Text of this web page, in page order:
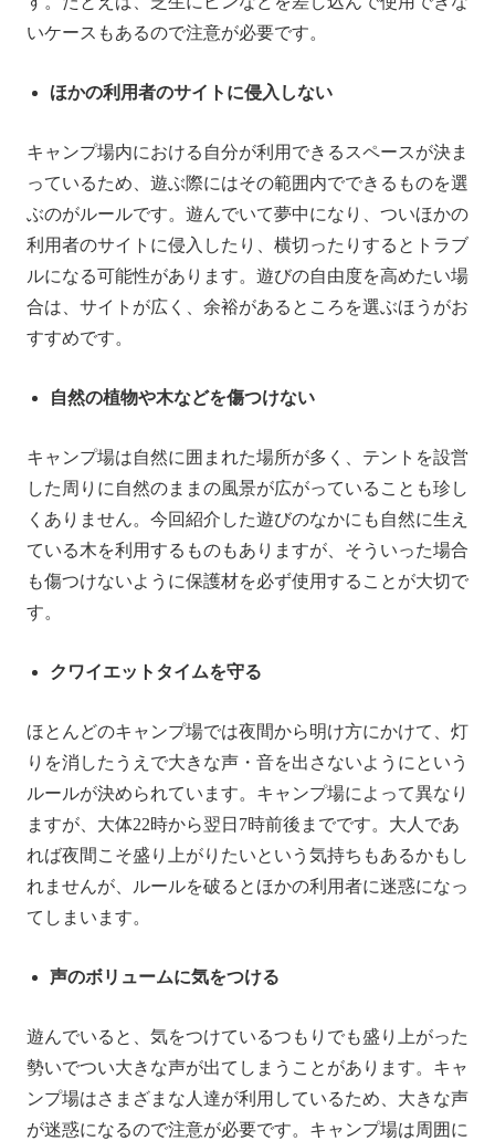
いケースもあるので注意が必要です。
ほかの利用者のサイトに侵入しない
キャンプ場内における自分が利用できるスペースが決ま
っているため、遊ぶ際にはその範囲内でできるものを選
ぶのがルールです。遊んでいて夢中になり、ついほかの
利用者のサイトに侵入したり、横切ったりするとトラブ
ルになる可能性があります。遊びの自由度を高めたい場
合は、サイトが広く、余裕があるところを選ぶほうがお
すすめです。
自然の植物や木などを傷つけない
キャンプ場は自然に囲まれた場所が多く、テントを設営
した周りに自然のままの風景が広がっていることも珍し
くありません。今回紹介した遊びのなかにも自然に生え
ている木を利用するものもありますが、そういった場合
も傷つけないように保護材を必ず使用することが大切で
す。
クワイエットタイムを守る
ほとんどのキャンプ場では夜間から明け方にかけて、灯
りを消したうえで大きな声・音を出さないようにという
ルールが決められています。キャンプ場によって異なり
ますが、大体22時から翌日7時前後までです。大人であ
れば夜間こそ盛り上がりたいという気持ちもあるかもし
れませんが、ルールを破るとほかの利用者に迷惑になっ
てしまいます。
声のボリュームに気をつける
遊んでいると、気をつけているつもりでも盛り上がった
勢いでつい大きな声が出てしまうことがあります。キャ
ンプ場はさまざまな人達が利用しているため、大きな声
が迷惑になるので注意が必要です。キャンプ場は周囲に